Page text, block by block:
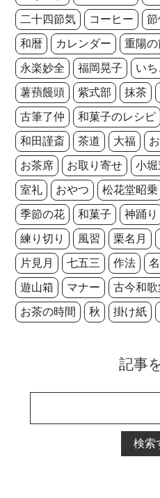
二十四節気 コーヒー 節
和暦 カレンダー 重陽の
永楽妙全 福岡晃子 い
薯蕷饅頭 紫式部 抹茶
古筆了仲 和菓子のレシピ
和田謹斎 茶道 大福
お茶席 お取り寄せ 小堀
室礼 おやつ 松花堂昭乗
季節の花 和菓子 神踊り
練り切り 風習 栗名月
片見月 七五三 作法
遊山箱 マナー 古今和歌
お茶の時間 秋 掛け紙
記事
検索